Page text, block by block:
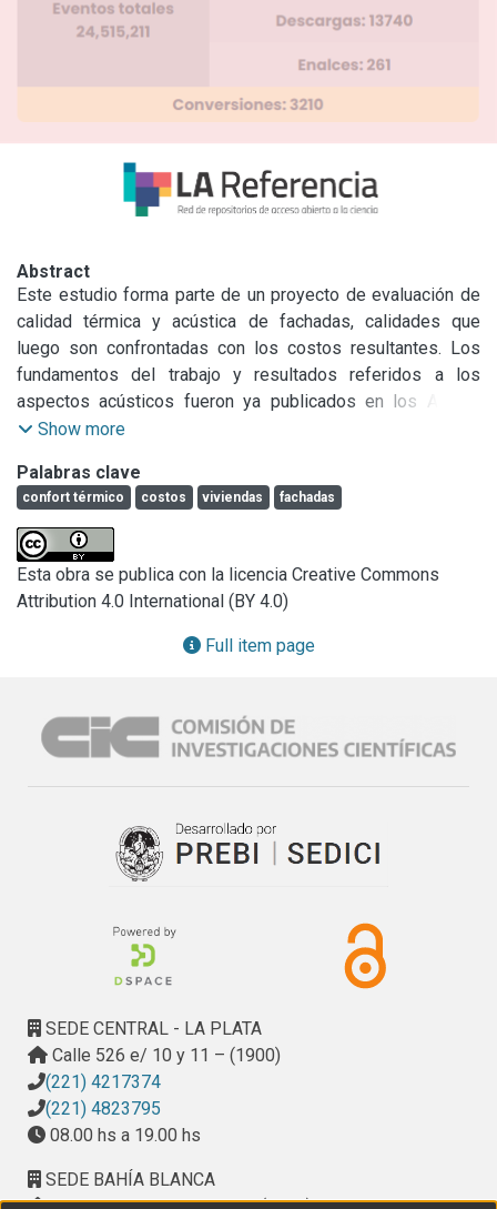
Abstract
Este estudio forma parte de un proyecto de evaluación de
calidad térmica y acústica de fachadas, calidades que
luego son confrontadas con los costos resultantes. Los
fundamentos del trabajo y resultados referidos a los
aspectos acústicos fueron ya publicados en los Anales
LINTA 95(l).
En el presente trabajo se realiza un análisis de calidad
térmica de diferentes tipos de fachadas, a través del
estudio de la transmitancia térmica K y del coeficiente
volumétrico de pérdida de calor G. En este último caso se
supone una vivienda tipo donde se ubican fachadas
alternativas, estableciendo, finalmente, un orden de
prioridades según parámetros de costo y de confort
Show more
Palabras clave
confort térmico costos viviendas fachadas
Esta obra se publica con la licencia Creative Commons
Attribution 4.0 International (BY 4.0)
Full item page
SEDE CENTRAL - LA PLATA
Calle 526 e/ 10 y 11 – (1900)
(221) 4217374
(221) 4823795
08.00 hs a 19.00 hs
SEDE BAHÍA BLANCA